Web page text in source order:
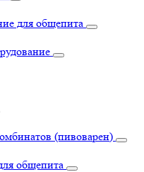
для общепита
(пивоварен)
общепита